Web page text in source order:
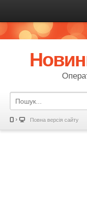
Повна версія сайту